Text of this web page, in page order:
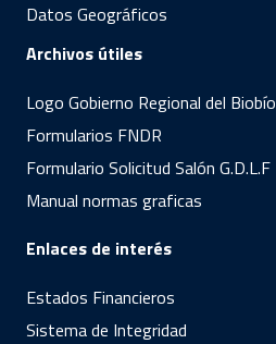
Datos Geográficos
Archivos útiles
Logo Gobierno Regional del Biobío
Formularios FNDR
Formulario Solicitud Salón G.D.L.F
Manual normas graficas
Enlaces de interés
Estados Financieros
Sistema de Integridad